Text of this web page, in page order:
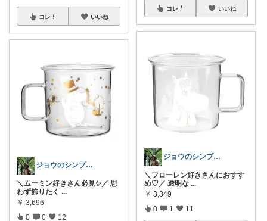
コレ いいね
ジョウのシンプルで心地よいくらし
＼ムーミン好きさん必見✨／ 思
わず飾りたく ...
￥ 3,696
0 0 12
コレ いいね
ジョウのシンプルで心地よいくらし
＼フローレン好きさんにおすす
め♡／ 透明な ...
￥ 3,349
0 1 11